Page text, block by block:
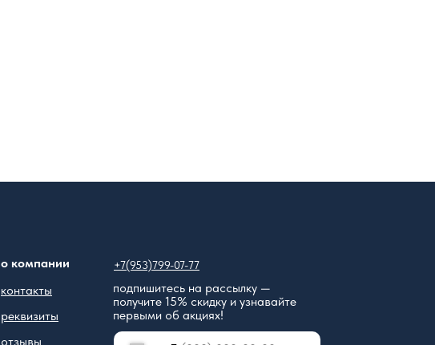
первый заказ со скидкой –15%
контакты
реквизиты
отзывы
о компании
подпишитесь на рассылку —
получите 15% скидку и узнавайте
первыми об акциях!
+7(953)799-07-77